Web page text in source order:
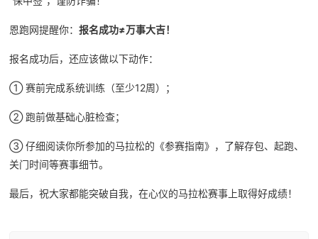
恩跑网提醒你：报名成功≠万事大吉！
报名成功后，还应该做以下动作：
① 赛前完成系统训练（至少12周）；
② 跑前做基础心脏检查；
③ 仔细阅读你所参加的马拉松的《参赛指南》，了解存包、起跑、
关门时间等赛事细节。
最后，祝大家都能突破自我，在心仪的马拉松赛事上取得好成绩！